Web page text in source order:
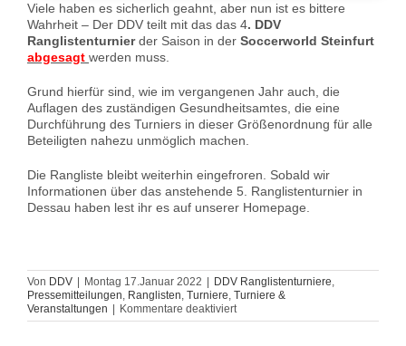
Viele haben es sicherlich geahnt, aber nun ist es bittere
Wahrheit – Der DDV teilt mit das das 4. DDV
Ranglistenturnierder Saison in der Soccerworld Steinfurt
abgesagt werden muss.
Grund hierfür sind, wie im vergangenen Jahr auch, die
Auflagen des zuständigen Gesundheitsamtes, die eine
Durchführung des Turniers in dieser Größenordnung für alle
Beteiligten nahezu unmöglich machen.
Die Rangliste bleibt weiterhin eingefroren. Sobald wir
Informationen über das anstehende 5. Ranglistenturnier in
Dessau haben lest ihr es auf unserer Homepage.
Von DDV Montag 17.Januar 2022 DDV Ranglistenturniere,
Pressemitteilungen, Ranglisten, Turniere, Turniere &
Veranstaltungen
Kommentare deaktiviertfür
abgesagt